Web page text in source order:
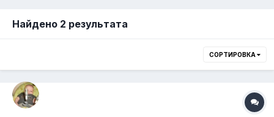
Найдено 2 результата
СОРТИРОВКА